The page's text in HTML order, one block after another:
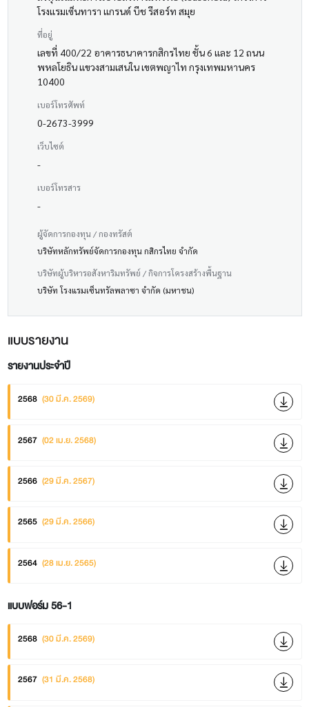
โรงแรมเซ็นทารา แกรนด์ บีช รีสอร์ท สมุย
ที่อยู่
เลขที่ 400/22 อาคารธนาคารกสิกรไทย ชั้น 6 และ 12 ถนน
พหลโยธิน แขวงสามเสนใน เขตพญาไท กรุงเทพมหานคร
10400
เบอร์โทรศัพท์
0-2673-3999
เว็บไซต์
-
เบอร์โทรสาร
-
ผู้จัดการกองทุน / กองทรัสต์
บริษัทหลักทรัพย์จัดการกองทุน กสิกรไทย จำกัด
บริษัทผู้บริหารอสังหาริมทรัพย์ / กิจการโครงสร้างพื้นฐาน
บริษัท โรงแรมเซ็นทรัลพลาซา จำกัด (มหาชน)
แบบรายงาน
รายงานประจำปี
2568 (30 มี.ค. 2569)
2567 (02 เม.ย. 2568)
2566 (29 มี.ค. 2567)
2565 (29 มี.ค. 2566)
2564 (28 เม.ย. 2565)
แบบฟอร์ม 56-1
2568 (30 มี.ค. 2569)
2567 (31 มี.ค. 2568)